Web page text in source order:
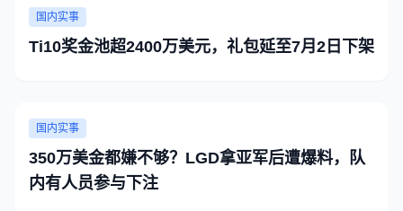
国内实事
Ti10奖金池超2400万美元，礼包延至7月2日下架
国内实事
350万美金都嫌不够？LGD拿亚军后遭爆料，队
内有人员参与下注